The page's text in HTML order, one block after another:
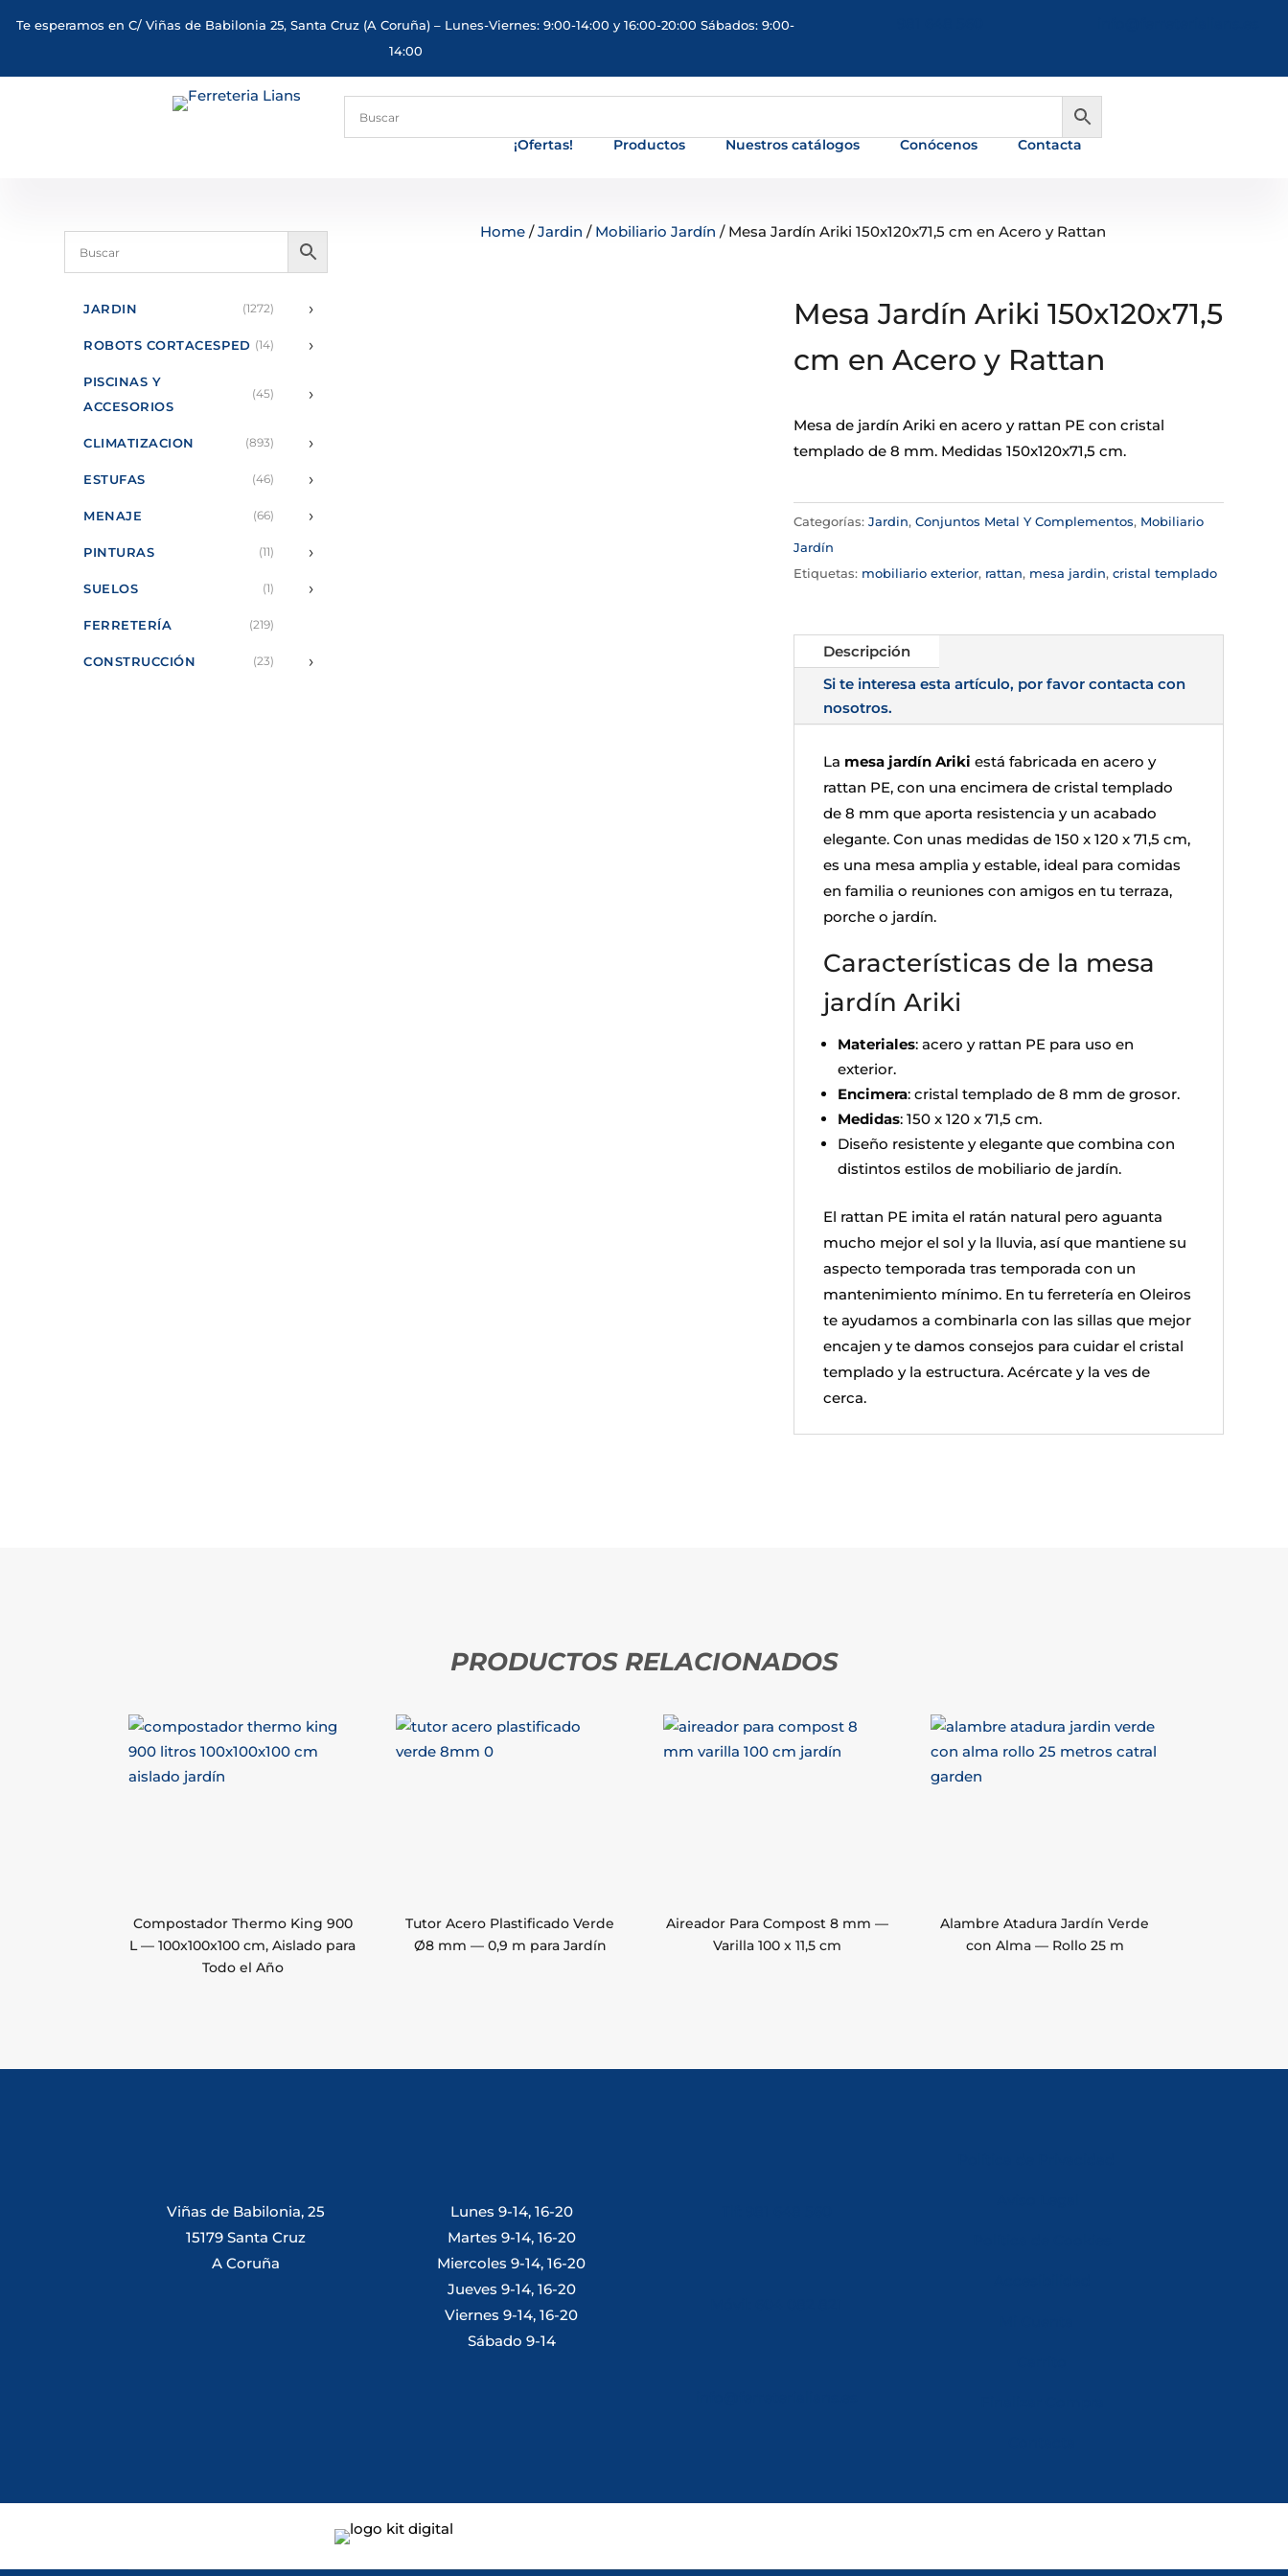
Te esperamos en C/ Viñas de Babilonia 25, Santa Cruz (A Coruña) – Lunes-Viernes: 9:00-14:00 y 16:00-20:00 Sábados: 9:00-
14:00
¡Ofertas! Productos Nuestros catálogos Conócenos Contacta
JARDIN (1272) ›
ROBOTS CORTACESPED (14) ›
PISCINAS Y
ACCESORIOS
(45) ›
CLIMATIZACION (893) ›
ESTUFAS (46) ›
MENAJE (66) ›
PINTURAS (11) ›
SUELOS (1) ›
FERRETERÍA (219)
CONSTRUCCIÓN (23) ›
Home /Jardin / Mobiliario Jardín / Mesa Jardín Ariki 150x120x71,5 cm en Acero y Rattan
Mesa Jardín Ariki 150x120x71,5
cm en Acero y Rattan
Mesa de jardín Ariki en acero y rattan PE con cristal
templado de 8 mm. Medidas 150x120x71,5 cm.
Categorías: Jardin, Conjuntos Metal Y Complementos, Mobiliario
Jardín
Etiquetas: mobiliario exterior, rattan, mesa jardin, cristal templado
Descripción
Si te interesa esta artículo, por favor contacta con
nosotros.
La mesa jardín Ariki está fabricada en acero y
rattan PE, con una encimera de cristal templado
de 8 mm que aporta resistencia y un acabado
elegante. Con unas medidas de 150 x 120 x 71,5 cm,
es una mesa amplia y estable, ideal para comidas
en familia o reuniones con amigos en tu terraza,
porche o jardín.
Características de la mesa
jardín Ariki
Materiales: acero y rattan PE para uso en
exterior.
Encimera: cristal templado de 8 mm de grosor.
Medidas: 150 x 120 x 71,5 cm.
Diseño resistente y elegante que combina con
distintos estilos de mobiliario de jardín.
El rattan PE imita el ratán natural pero aguanta
mucho mejor el sol y la lluvia, así que mantiene su
aspecto temporada tras temporada con un
mantenimiento mínimo. En tu ferretería en Oleiros
te ayudamos a combinarla con las sillas que mejor
encajen y te damos consejos para cuidar el cristal
templado y la estructura. Acércate y la ves de
cerca.
PRODUCTOS RELACIONADOS
Compostador Thermo King 900
L — 100x100x100 cm, Aislado para
Todo el Año
Tutor Acero Plastificado Verde
Ø8 mm — 0,9 m para Jardín
Aireador Para Compost 8 mm —
Varilla 100 x 11,5 cm
Alambre Atadura Jardín Verde
con Alma — Rollo 25 m
Viñas de Babilonia, 25
15179 Santa Cruz
A Coruña
Lunes 9-14, 16-20
Martes 9-14, 16-20
Miercoles 9-14, 16-20
Jueves 9-14, 16-20
Viernes 9-14, 16-20
Sábado 9-14